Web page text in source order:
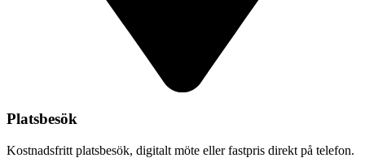
Platsbesök
Kostnadsfritt platsbesök, digitalt möte eller fastpris direkt på telefon.